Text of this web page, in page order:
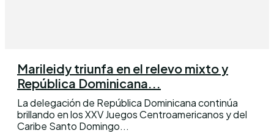
Marileidy triunfa en el relevo mixto y
República Dominicana...
La delegación de República Dominicana continúa
brillando en los XXV Juegos Centroamericanos y del
Caribe Santo Domingo...